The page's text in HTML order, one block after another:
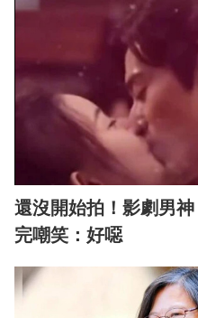
還沒開始拍！影劇男
完嘲笑：好噁